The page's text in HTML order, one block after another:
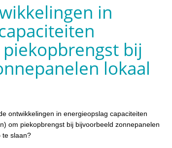
in
bij
lokaal
ontwikkelingen in energieopslag capaciteiten
om piekopbrengst bij bijvoorbeeld zonnepanelen
te slaan?